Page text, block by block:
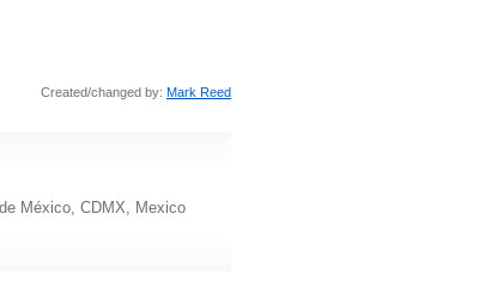
Created/changed by: Mark Reed
México, CDMX, Mexico